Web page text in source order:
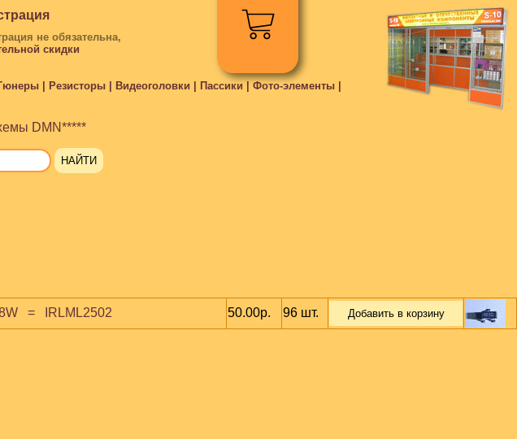
не обязательна,
скидки
| Резисторы | Видеоголовки | Пассики | Фото-элементы |
DMN*****
=   IRLML2502 50.00р. 96 шт. Добавить в корзину